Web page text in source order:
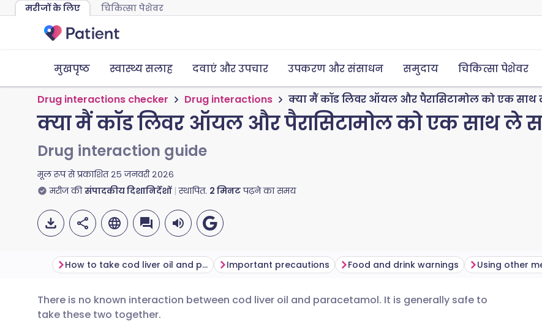
मरीजों के लिए चिकित्सा पेशेवर
मुखपृष्ठ स्वास्थ्य सलाह दवाएं और उपचार उपकरण और संसाधन समुदाय चिकित्सा पेशेवर
Drug interactions checker Drug interactions क्या मैं कॉड लिवर ऑयल और पैरासिटामोल को एक साथ
क्या मैं कॉड लिवर ऑयल और पैरासिटामोल को एक साथ ले
Drug interaction guide
मूल रूप से प्रकाशित २५ जनवरी २०२६
मरीज की संपादकीय दिशानिर्देशों स्थापित. 2 मिनटपढ़ने का समय
ईमेल के माध्यम से साझा करें
🇬🇧 English 🇩🇪 Deutsch
How to take cod liver oil and paracetamol safely Important precautions Food and drink warnings Using other
There is no known interaction between cod liver oil and paracetamol. It is generally safe to
take these two together.